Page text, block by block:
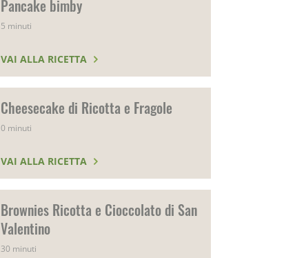
Pancake bimby
5 minuti
VAI ALLA RICETTA
Cheesecake di Ricotta e Fragole
0 minuti
VAI ALLA RICETTA
Brownies Ricotta e Cioccolato di San
Valentino
30 minuti